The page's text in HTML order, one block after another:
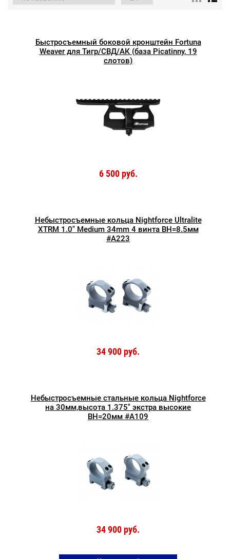
Быстросъемный боковой кронштейн Fortuna
Weaver для Тигр/СВД/АК (база Picatinny, 19
слотов)
6 500 руб.
Небыстросъемные кольца Nightforce Ultralite
XTRM 1.0" Medium 34mm 4 винта BH=8.5мм
#А223
34 900 руб.
Небыстросъемные стальные кольца Nightforce
на 30мм,высота 1.375" экстра высокие
BH=20мм #A109
34 900 руб.